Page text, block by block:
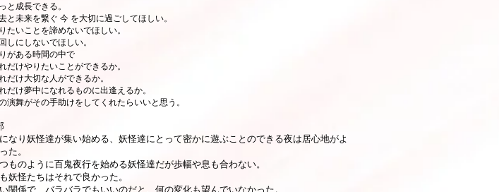
と成長できる。
と未来を繋ぐ 今 を大切に過ごしてほしい。
たいことを諦めないでほしい。
しにしないでほしい。
がある時間の中で
だけやりたいことができるか。
だけ大切な人ができるか。
だけ夢中になれるものに出逢えるか。
演舞がその手助けをしてくれたらいいと思う。
なり妖怪達が集い始める、妖怪達にとって密かに遊ぶことのできる夜は居心地がよ
た。
ものように百鬼夜行を始める妖怪達だが歩幅や息も合わない。
妖怪たちはそれで良かった。
関係で、バラバラでもいいのだと、何の変化も望んでいなかった。